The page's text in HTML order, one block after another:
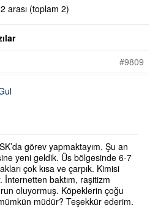
arası (toplam 2)
#9809
görev yapmaktayım. Şu an
yeni geldik. Üs bölgesinde 6-7
çok kısa ve çarpık. Kimisi
baktım, raşitizm
oluyormuş. Köpeklerin çoğu
müdür? Teşekkür ederim.